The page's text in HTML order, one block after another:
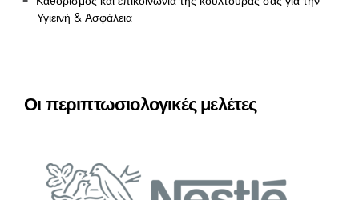
Υγιεινή & Ασφάλεια
Οι περιπτωσιολογικές μελέτες